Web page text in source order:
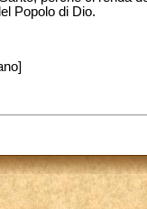
Popolo di Dio.